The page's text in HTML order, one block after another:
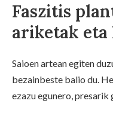
Faszitis
ariketak eta
Saioen artean egiten
bezainbeste balio du.
ezazu egunero,